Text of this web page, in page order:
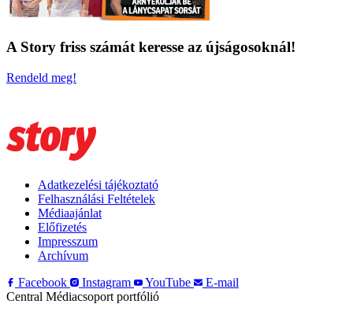
A Story friss számát keresse az újságosoknál!
Rendeld meg!
Adatkezelési tájékoztató
Felhasználási Feltételek
Médiaajánlat
Előfizetés
Impresszum
Archívum
Facebook
Instagram YouTube
E-mail
Central Médiacsoport portfólió